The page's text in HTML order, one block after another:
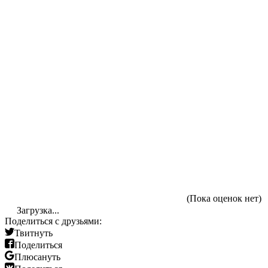
(Пока оценок нет)
Загрузка...
Поделиться с друзьями:
Твитнуть
Поделиться
Плюсануть